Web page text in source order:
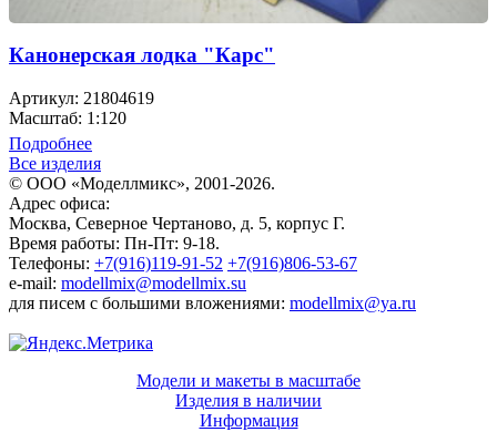
Канонерская лодка "Карс"
Артикул: 21804619
Масштаб: 1:120
Подробнее
Все изделия
© ООО «Моделлмикс», 2001-2026.
Адрес офиса:
Москва, Северное Чертаново, д. 5, корпус Г.
Время работы: Пн-Пт: 9-18.
Телефоны: +7(916)119-91-52 +7(916)806-53-67
e-mail: modellmix@modellmix.su
для писем с большими вложениями: modellmix@ya.ru
Модели и макеты в масштабе
Изделия в наличии
Информация